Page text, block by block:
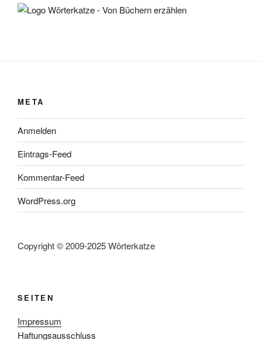
META
Anmelden
Eintrags-Feed
Kommentar-Feed
WordPress.org
Copyright © 2009-2025 Wörterkatze
SEITEN
Impressum
Haftungsausschluss